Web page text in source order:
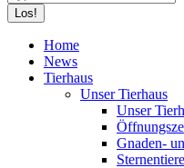
Home
News
Tierhaus
Unser Tierhaus
Unser
Gnaden-